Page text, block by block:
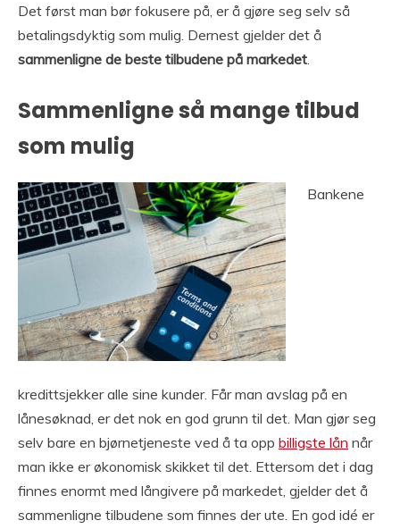
Det først man bør fokusere på, er å gjøre seg selv så
betalingsdyktig som mulig. Dernest gjelder det å
sammenligne de beste tilbudene på markedet.
Sammenligne så mange tilbud
som mulig
Bankene
kredittsjekker alle sine kunder. Får man avslag på en
lånesøknad, er det nok en god grunn til det. Man gjør seg
selv bare en bjørnetjeneste ved å ta opp billigste lån når
man ikke er økonomisk skikket til det. Ettersom det i dag
finnes enormt med långivere på markedet, gjelder det å
sammenligne tilbudene som finnes der ute. En god idé er